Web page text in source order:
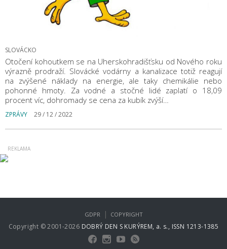
SLOVÁCKO
Otočení kohoutkem se na Uherskohradišťsku od Nového roku
výrazně prodraží. Slovácké vodárny a kanalizace totiž reagují
na zvýšené náklady na energie, ale taky chemikálie nebo
pohonné hmoty. Za vodné a stočné lidé zaplatí o 18,09
procent víc, dohromady se cena za kubík zvýší…
ZPRÁVY 29 / 12 / 2022
Copyright © 2001-2026 DOBRÝ DEN S KURÝREM, a. s., ISSN 1213-1385
GDPR | COPYRIGHT